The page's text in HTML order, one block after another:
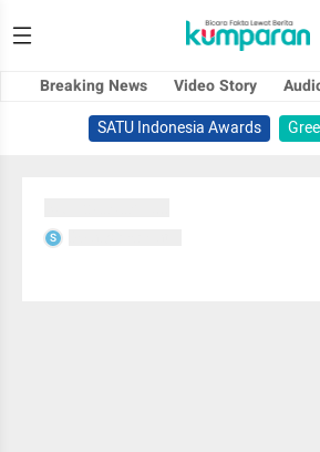
Breaking News Video Story
SATU Indonesia Awards
S